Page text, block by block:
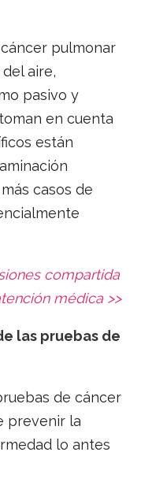
pulmonar
aire,
pasivo y
en cuenta
están
casos de
compartida
médica >>
las pruebas de
de cáncer
prevenir la
lo antes